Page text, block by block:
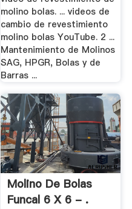
molino bolas. ... videos de
cambio de revestimiento
molino bolas YouTube. 2 ...
Mantenimiento de Molinos
SAG, HPGR, Bolas y de
Barras ...
Molino De Bolas
Funcal 6 X 6 - .